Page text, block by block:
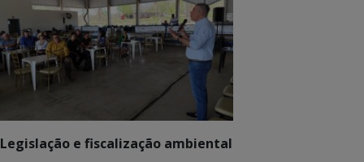
Legislação e fiscalização ambiental